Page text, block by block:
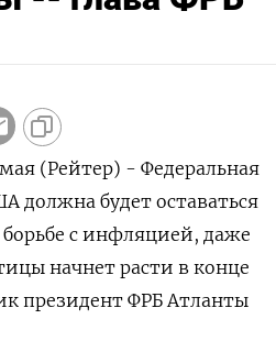
(Рейтер) - Федеральная
должна будет оставаться
с инфляцией, даже
начнет расти в конце
президент ФРБ Атланты